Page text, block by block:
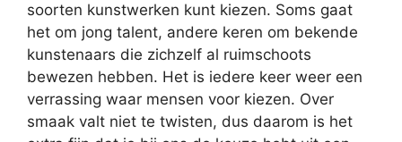
soorten kunstwerken kunt kiezen. Soms gaat
het om jong talent, andere keren om bekende
kunstenaars die zichzelf al ruimschoots
bewezen hebben. Het is iedere keer weer een
verrassing waar mensen voor kiezen. Over
smaak valt niet te twisten, dus daarom is het